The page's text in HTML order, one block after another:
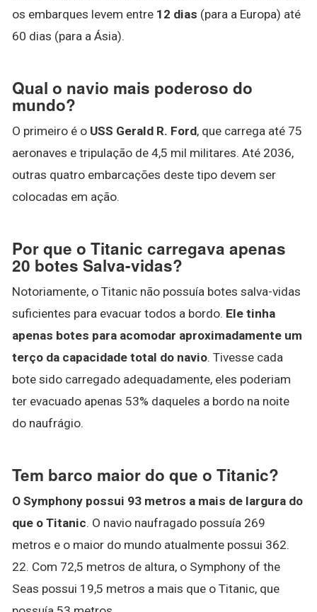
os embarques levem entre 12 dias (para a Europa) até
60 dias (para a Ásia).
Qual o navio mais poderoso do
mundo?
O primeiro é o USS Gerald R. Ford, que carrega até 75
aeronaves e tripulação de 4,5 mil militares. Até 2036,
outras quatro embarcações deste tipo devem ser
colocadas em ação.
Por que o Titanic carregava apenas
20 botes Salva-vidas?
Notoriamente, o Titanic não possuía botes salva-vidas
suficientes para evacuar todos a bordo. Ele tinha
apenas botes para acomodar aproximadamente um
terço da capacidade total do navio. Tivesse cada
bote sido carregado adequadamente, eles poderiam
ter evacuado apenas 53% daqueles a bordo na noite
do naufrágio.
Tem barco maior do que o Titanic?
O Symphony possui 93 metros a mais de largura do
que o Titanic. O navio naufragado possuía 269
metros e o maior do mundo atualmente possui 362.
22. Com 72,5 metros de altura, o Symphony of the
Seas possui 19,5 metros a mais que o Titanic, que